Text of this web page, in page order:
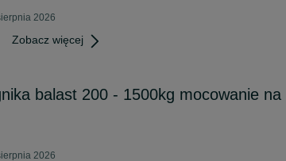
2026
Zobacz więcej
balast 200 - 1500kg mocowanie na
2026